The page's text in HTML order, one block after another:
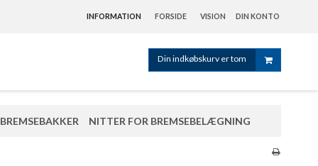
INFORMATION FORSIDE VISION DIN KONTO
Din indkøbskurv er tom
BREMSEBAKKER NITTER FOR BREMSEBELÆGNING